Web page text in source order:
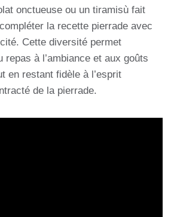
onctueuse ou un tiramisù fait
la recette pierrade avec
Cette diversité permet
repas à l’ambiance et aux goûts
en restant fidèle à l’esprit
de la pierrade.